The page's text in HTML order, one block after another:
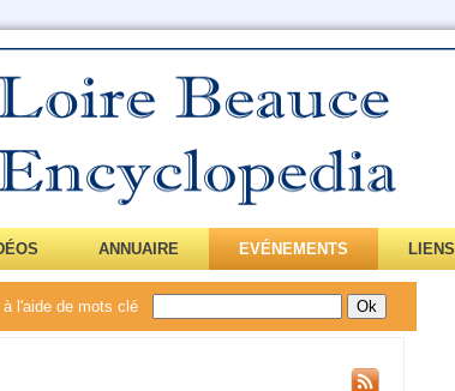
ANNUAIRE EVÉNEMENTS LIENS
l'aide de mots clé